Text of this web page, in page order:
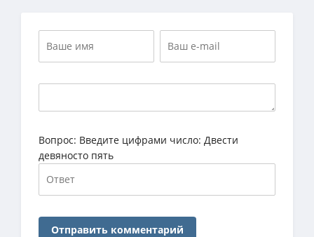
Вопрос: Введите цифрами число: Двести
девяносто пять
Отправить комментарий